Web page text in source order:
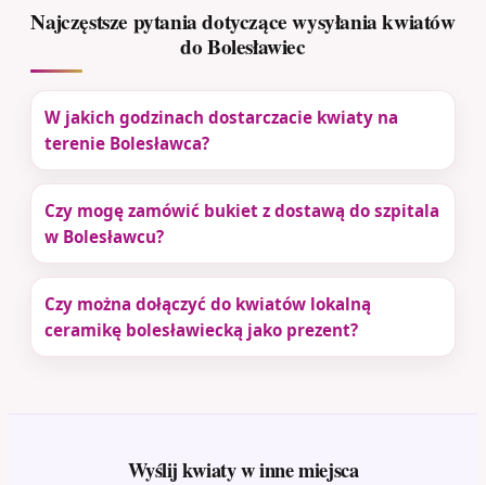
Najczęstsze pytania dotyczące wysyłania kwiatów
do Bolesławiec
W jakich godzinach dostarczacie kwiaty na
terenie Bolesławca?
Czy mogę zamówić bukiet z dostawą do szpitala
w Bolesławcu?
Czy można dołączyć do kwiatów lokalną
ceramikę bolesławiecką jako prezent?
Wyślij kwiaty w inne miejsca